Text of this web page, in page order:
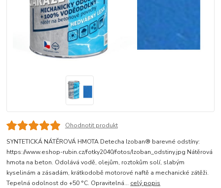
Ohodnotit produkt
SYNTETICKÁ NÁTĚROVÁ HMOTA Detecha Izoban® barevné odstíny:
https://www.eshop-rubin.cz/fotky2040/fotos/Izoban_odstiny.jpg Nátěrová
hmota na beton. Odolává vodě, olejům, roztokům solí, slabým
kyselinám a zásadám, krátkodobě motorové naftě a mechanické zátěži.
Tepelná odolnost do +50 °C. Opravitelná... celý popis